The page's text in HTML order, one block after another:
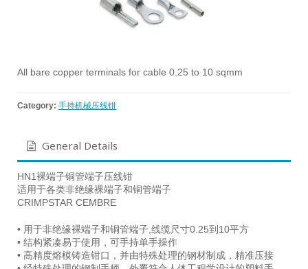
All bare copper terminals for cable 0.25 to 10 sqmm
Category: 手持机械压线钳
General Details
HN1裸端子铜管端子压线钳
适用于各类非绝缘裸端子和铜管端子
CRIMPSTAR CEMBRE
• 用于非绝缘裸端子和铜管端子,线缆尺寸0.25到10平方
• 结构紧凑易于使用，可手持单手操作
• 高精度熔模铸造钳口，并由特殊处理的钢材制成，精准压接